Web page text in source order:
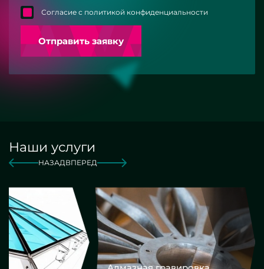
Согласие с политикой конфиденциальности
Отправить заявку
Наши услуги
НАЗАДВПЕРЕД